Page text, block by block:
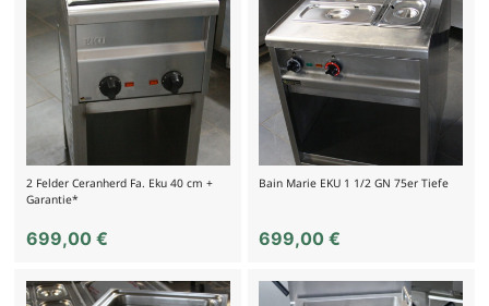
2 Felder Ceranherd Fa. Eku 40 cm +
Garantie*
699,00 €
Bain Marie EKU 1 1/2 GN 75er Tiefe
699,00€